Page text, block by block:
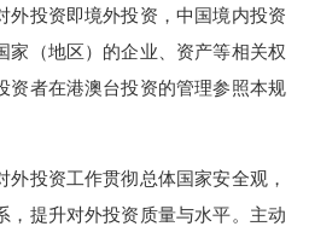
投资即境外投资，中国境内投资
家（地区）的企业、资产等相关权
资者在港澳台投资的管理参照本规
投资工作贯彻总体国家安全观，
，提升对外投资质量与水平。主动